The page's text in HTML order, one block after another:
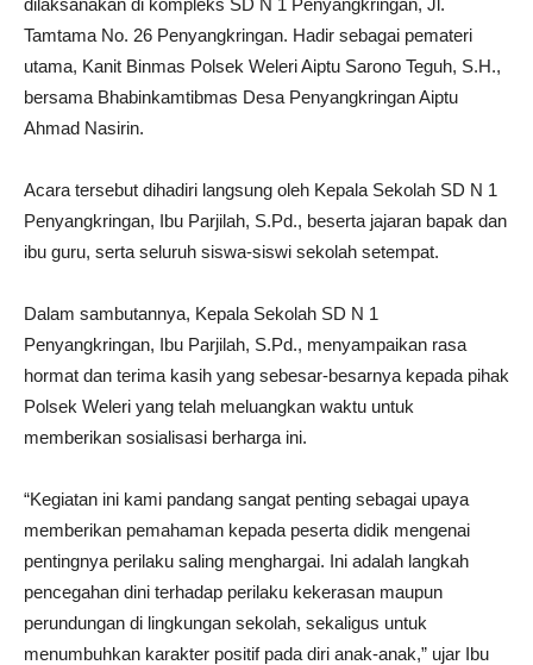
dilaksanakan di kompleks SD N 1 Penyangkringan, Jl.
Tamtama No. 26 Penyangkringan. Hadir sebagai pemateri
utama, Kanit Binmas Polsek Weleri Aiptu Sarono Teguh, S.H.,
bersama Bhabinkamtibmas Desa Penyangkringan Aiptu
Ahmad Nasirin.
Acara tersebut dihadiri langsung oleh Kepala Sekolah SD N 1
Penyangkringan, Ibu Parjilah, S.Pd., beserta jajaran bapak dan
ibu guru, serta seluruh siswa-siswi sekolah setempat.
Dalam sambutannya, Kepala Sekolah SD N 1
Penyangkringan, Ibu Parjilah, S.Pd., menyampaikan rasa
hormat dan terima kasih yang sebesar-besarnya kepada pihak
Polsek Weleri yang telah meluangkan waktu untuk
memberikan sosialisasi berharga ini.
“Kegiatan ini kami pandang sangat penting sebagai upaya
memberikan pemahaman kepada peserta didik mengenai
pentingnya perilaku saling menghargai. Ini adalah langkah
pencegahan dini terhadap perilaku kekerasan maupun
perundungan di lingkungan sekolah, sekaligus untuk
menumbuhkan karakter positif pada diri anak-anak,” ujar Ibu